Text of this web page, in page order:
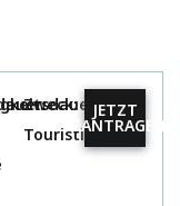
Zweck:
Touristisch
JETZT
BEANTRAGEN